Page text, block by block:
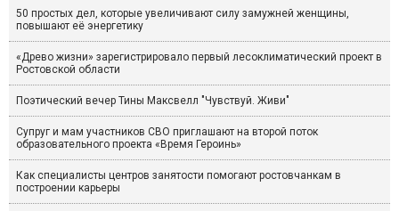
50 простых дел, которые увеличивают силу замужней женщины,
повышают её энергетику
«Древо жизни» зарегистрировало первый лесоклиматический проект в
Ростовской области
Поэтический вечер Тины Максвелл "Чувствуй. Живи"
Супруг и мам участников СВО приглашают на второй поток
образовательного проекта «Время Героинь»
Как специалисты центров занятости помогают ростовчанкам в
построении карьеры